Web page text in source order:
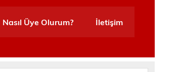
Nasıl Üye Olurum? İletişim